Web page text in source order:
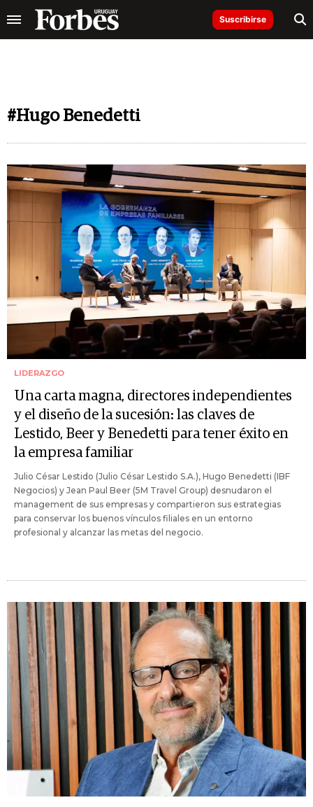
Suscribirse
#Hugo Benedetti
LIDERAZGO
Una carta magna, directores independientes
y el diseño de la sucesión: las claves de
Lestido, Beer y Benedetti para tener éxito en
la empresa familiar
Julio César Lestido (Julio César Lestido S.A.), Hugo Benedetti (IBF
Negocios) y Jean Paul Beer (5M Travel Group) desnudaron el
management de sus empresas y compartieron sus estrategias
para conservar los buenos vínculos filiales en un entorno
profesional y alcanzar las metas del negocio.